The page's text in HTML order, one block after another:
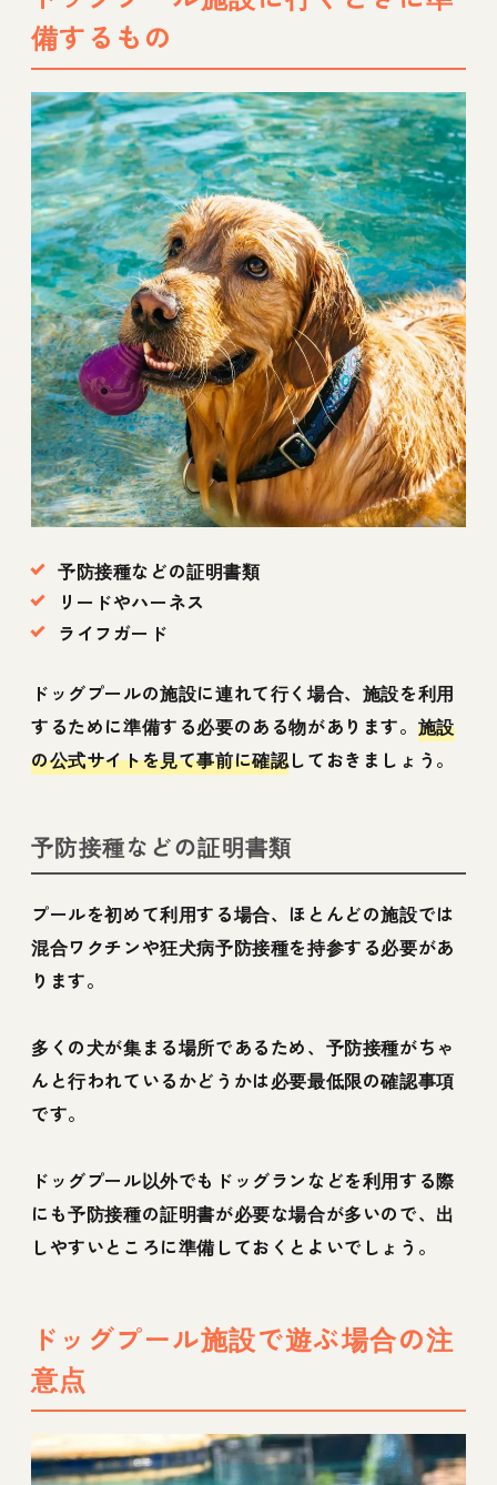
備するもの
予防接種などの証明書類
リードやハーネス
ライフガード
ドッグプールの施設に連れて行く場合、施設を利用
するために準備する必要のある物があります。 施設
の公式サイトを見て事前に確認しておきましょう。
予防接種などの証明書類
プールを初めて利用する場合、ほとんどの施設では
混合ワクチンや狂犬病予防接種を持参する必要があ
ります。
多くの犬が集まる場所であるため、予防接種がちゃ
んと行われているかどうかは必要最低限の確認事項
です。
ドッグプール以外でもドッグランなどを利用する際
にも予防接種の証明書が必要な場合が多いので、出
しやすいところに準備しておくとよいでしょう。
ドッグプール施設で遊ぶ場合の注
意点